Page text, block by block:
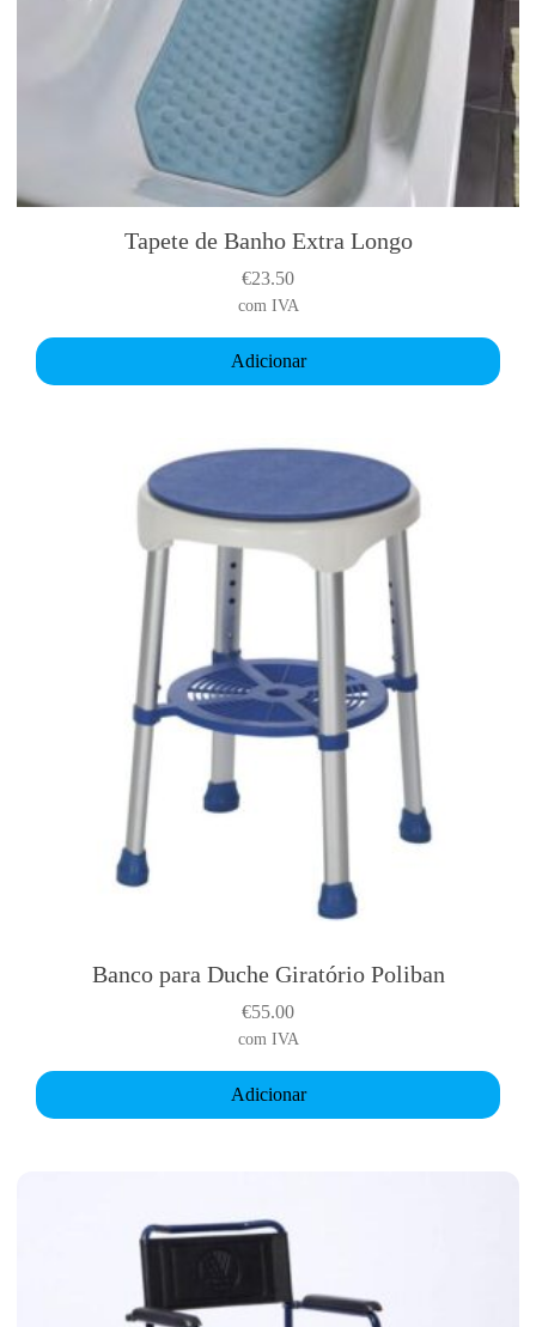
Tapete de Banho Extra Longo
€23.50
com IVA
Adicionar
Banco para Duche Giratório Poliban
€55.00
com IVA
Adicionar